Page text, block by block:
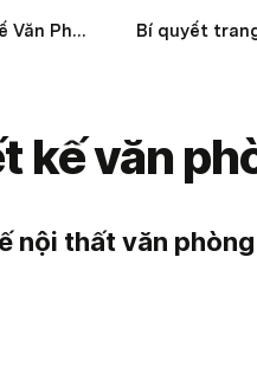
Giải pháp thiết Kế Văn Phòng Theo Ngành Nghề
kế văn
nội thất văn